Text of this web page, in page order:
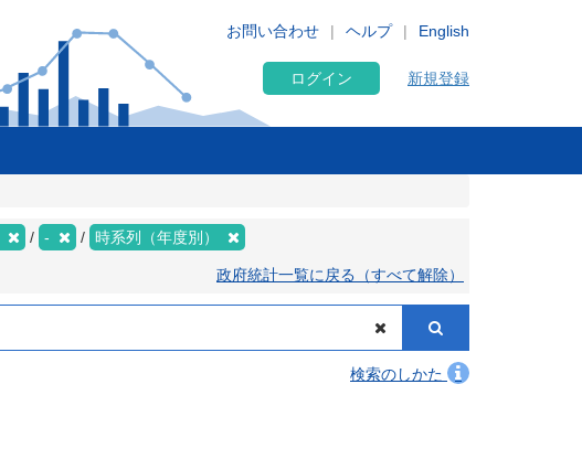
English
お問い合わせ ヘルプ
ログイン 新規登録
- 時系列（年度別）
政府統計一覧に戻る（すべて解除）
検索のしかた